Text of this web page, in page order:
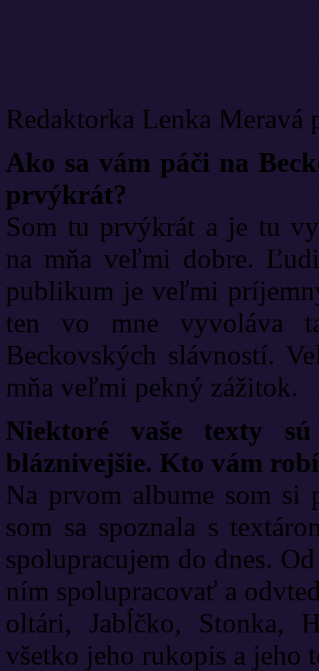
Redaktorka Lenka Meravá
Ako sa vám páči na
prvýkrát?
Som tu prvýkrát a je tu
na mňa veľmi dobre.
publikum je veľmi
ten vo mne vyvoláva
Beckovských slávností.
mňa veľmi pekný zážitok.
Niektoré vaše texty
bláznivejšie. Kto vám
Na prvom albume som si
som sa spoznala s
spolupracujem do dnes.
ním spolupracovať a
oltári, Jabĺčko, Stonka,
všetko jeho rukopis a jeho